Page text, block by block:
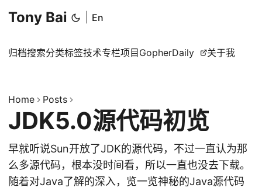
Tony Bai En
归档搜索分类标签技术专栏项目 GopherDaily 关于我
Home Posts
JDK5.0源代码初览
早就听说Sun开放了JDK的源代码，不过一直认为那
么多源代码，根本没时间看，所以一直也没去下载。
随着对Java了解的深入，览一览神秘的Java源代码